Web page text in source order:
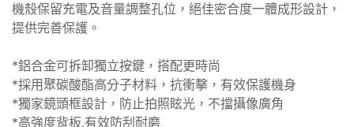
機殼保留充電及音量調整孔位，絕佳密合度一體成形設計，
提供完善保護。
*鋁合金可拆卸獨立按鍵，搭配更時尚
*採用聚碳酸酯高分子材料，抗衝擊，有效保護機身
*獨家鏡頭框設計，防止拍照眩光，不擋攝像廣角
*高強度背板,有效防刮耐磨